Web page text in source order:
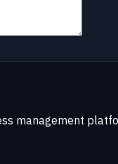
management